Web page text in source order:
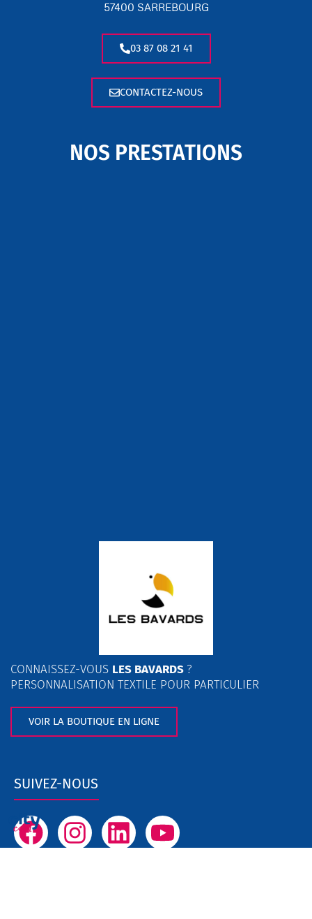
57400 SARREBOURG
03 87 08 21 41
CONTACTEZ-NOUS
NOS PRESTATIONS
CONNAISSEZ-VOUS LES BAVARDS ?
PERSONNALISATION TEXTILE POUR PARTICULIER
VOIR LA BOUTIQUE EN LIGNE
SUIVEZ-NOUS
F
a
I
n
L
i
Y
o